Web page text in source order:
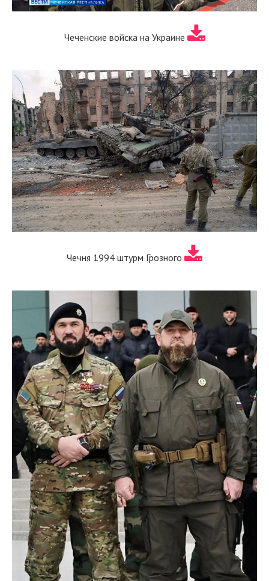
Чеченские войска на Украине
Чечня 1994 штурм Грозного